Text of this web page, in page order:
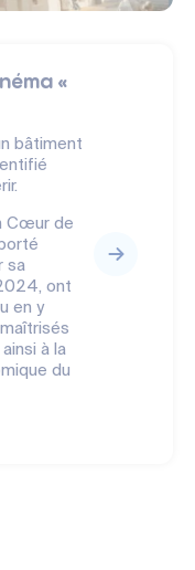
«
bâtiment
Cœur de
sa
ont
en y
à la
du